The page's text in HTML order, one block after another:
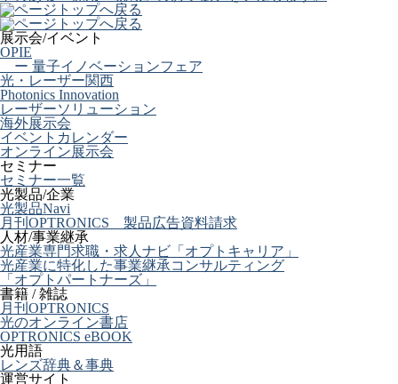
展示会/イベント
OPIE
ー 量子イノベーションフェア
光・レーザー関西
Photonics Innovation
レーザーソリューション
海外展示会
イベントカレンダー
オンライン展示会
セミナー
セミナー一覧
光製品/企業
光製品Navi
月刊OPTRONICS 製品広告資料請求
人材/事業継承
光産業専門求職・求人ナビ「オプトキャリア」
光産業に特化した事業継承コンサルティング
「オプトパートナーズ」
書籍 / 雑誌
月刊OPTRONICS
光のオンライン書店
OPTRONICS eBOOK
光用語
レンズ辞典＆事典
運営サイト